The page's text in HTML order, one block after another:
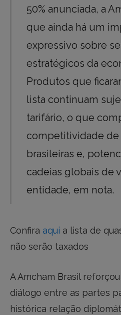
50% anunciada, a
que ainda há um
expressivo sobre
estratégicos da
Produtos que
lista continuam
tarifário, o que
competitividade de
brasileiras e,
cadeias globais de
entidade, em nota.
Confira aqui a lista de
não serão taxados
A Amcham Brasil
diálogo entre as partes
histórica relação